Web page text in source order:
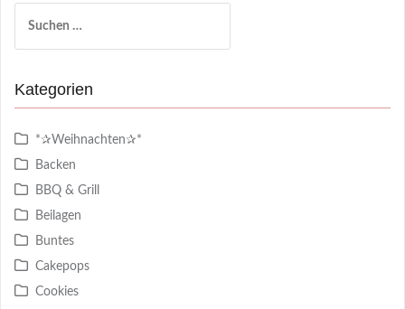
nach:
Kategorien
*✰Weihnachten✰*
Backen
BBQ & Grill
Beilagen
Buntes
Cakepops
Cookies